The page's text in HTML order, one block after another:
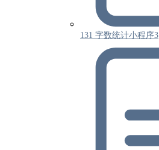
131 字数统计小程序3